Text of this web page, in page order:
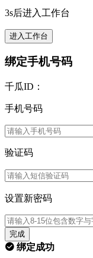
3s后进入工作台
进入工作台
绑定手机号码
千瓜ID：
手机号码
验证码
设置新密码
完成
绑定成功